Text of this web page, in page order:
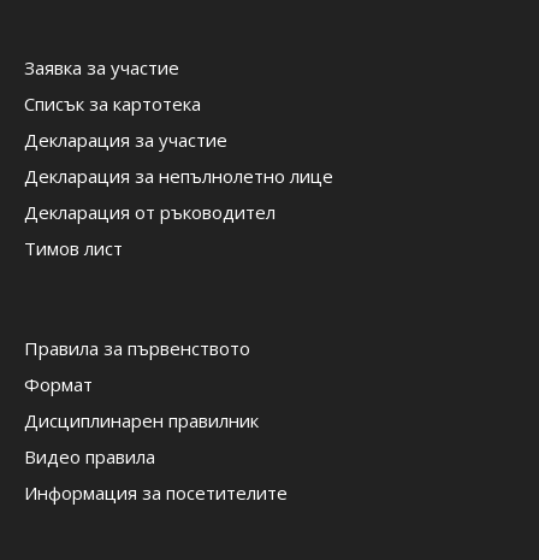
Заявка за участие
Списък за картотека
Декларация за участие
Декларация за непълнолетно лице
Декларация от ръководител
Тимов лист
Правила за първенството
Формат
Дисциплинарен правилник
Видео правила
Информация за посетителите